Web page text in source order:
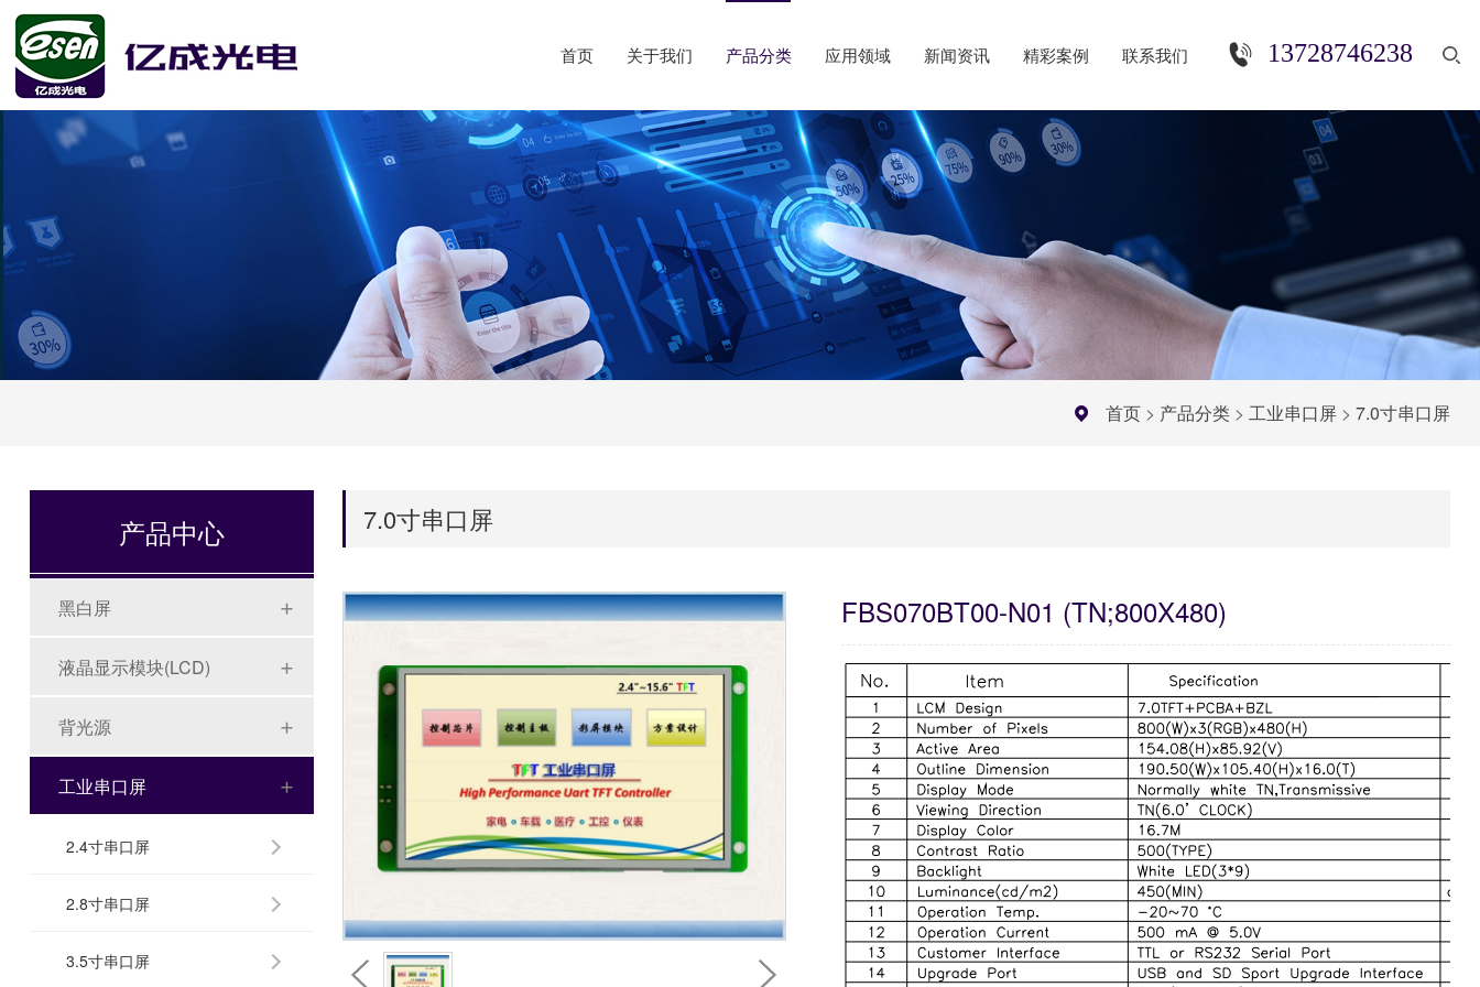
13728746238
首页 关于我们 产品分类 应用领域 新闻资讯 精彩案例 联系我们
首页 > 产品分类 >工业串口屏 >7.0寸串口屏
产品中心
黑白屏
液晶显示模块(LCD)
背光源
工业串口屏
2.4寸串口屏
2.8寸串口屏
3.5寸串口屏
7.0寸串口屏
FBS070BT00-N01 (TN;800X480)